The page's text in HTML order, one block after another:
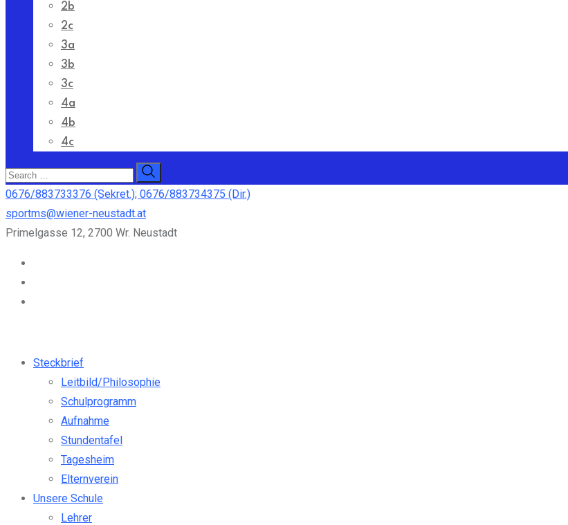
2b
2c
3a
3b
3c
4a
4b
4c
0676/883733376 (Sekret.); 0676/883734375 (Dir.)
sportms@wiener-neustadt.at
Primelgasse 12, 2700 Wr. Neustadt
Steckbrief
Leitbild/Philosophie
Schulprogramm
Aufnahme
Stundentafel
Tagesheim
Elternverein
Unsere Schule
Lehrer